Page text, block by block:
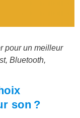
pour un meilleur
Bluetooth,
son ?